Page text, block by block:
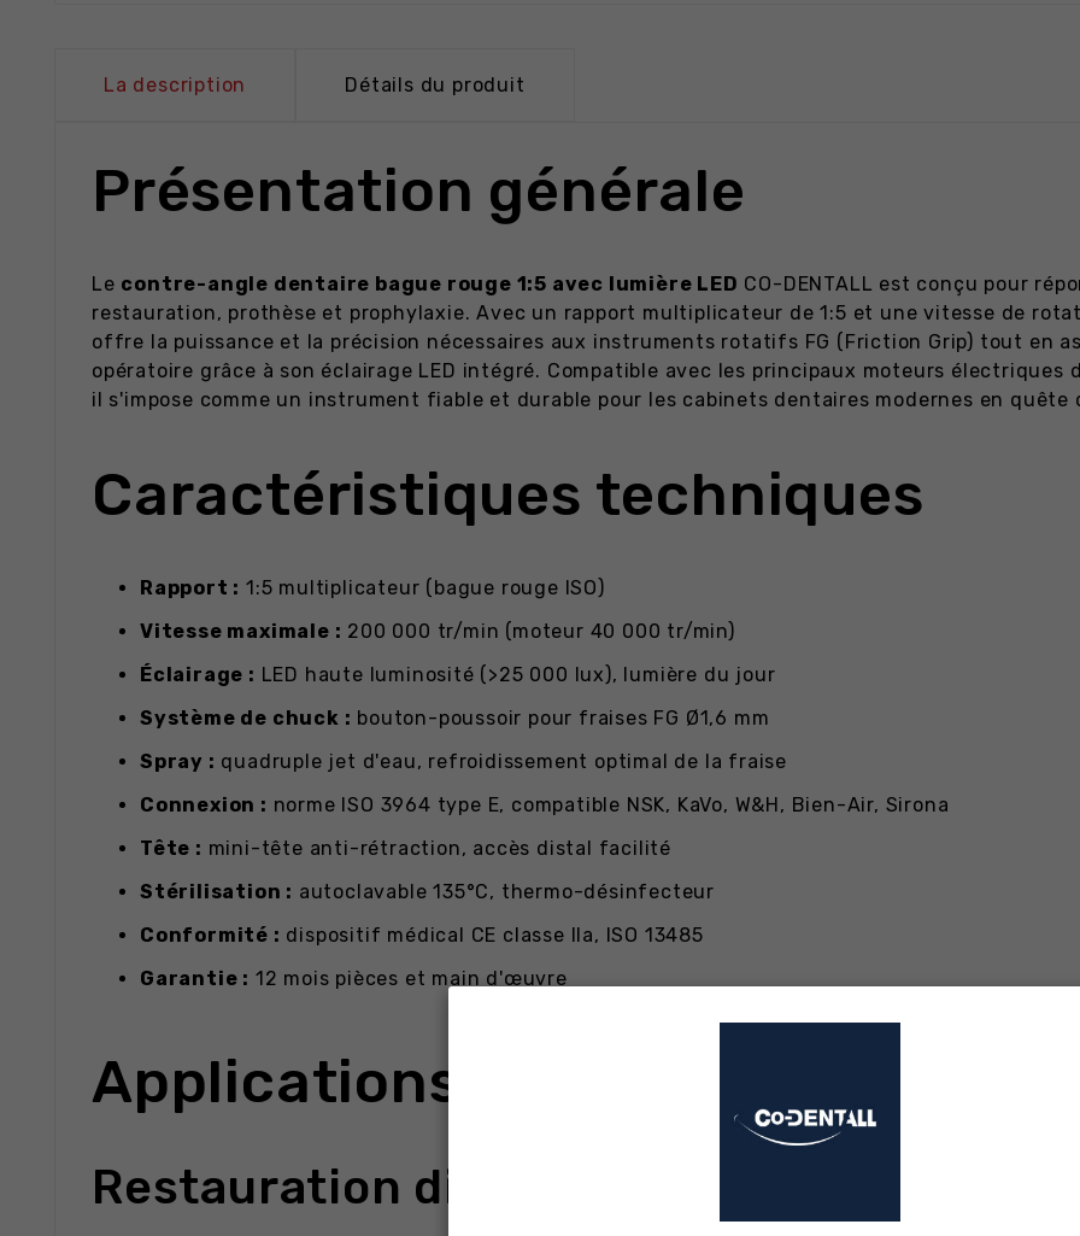
La description Détails du produit
Présentation générale
Le contre-angle dentaire bague rouge 1:5 avec lumière LED CO-DENTALL est conçu pour
restauration, prothèse et prophylaxie. Avec un rapport multiplicateur de 1:5 et une vitesse de
offre la puissance et la précision nécessaires aux instruments rotatifs FG (Friction Grip) tout en
opératoire grâce à son éclairage LED intégré. Compatible avec les principaux moteurs électriques
il s'impose comme un instrument fiable et durable pour les cabinets dentaires modernes en
Caractéristiques techniques
Rapport : 1:5 multiplicateur (bague rouge ISO)
Vitesse maximale : 200 000 tr/min (moteur 40 000 tr/min)
Éclairage : LED haute luminosité (>25 000 lux), lumière du jour
Système de chuck : bouton-poussoir pour fraises FG Ø1,6 mm
Spray : quadruple jet d'eau, refroidissement optimal de la fraise
Connexion : norme ISO 3964 type E, compatible NSK, KaVo, W&H, Bien-Air, Sirona
Tête : mini-tête anti-rétraction, accès distal facilité
Stérilisation : autoclavable 135°C, thermo-désinfecteur
Conformité : dispositif médical CE classe IIa, ISO 13485
Garantie : 12 mois pièces et main d'œuvre
Applications cliniques
Restauration directe